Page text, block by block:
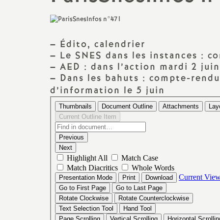
Lycée
BTS
CPGE
Formation : congés, compte
personnel de formation,...
Temps partiel,
disponibilités,...
Préparer mon départ en
retraite
AESH
Non titulaires
CFC Greta
Action sociale
Santé et
– Édito, calendrier
– Le SNES dans les instances :
– AED : dans l’action mardi 2 juin
– Dans les bahuts : compte-
d’information le 5 juin